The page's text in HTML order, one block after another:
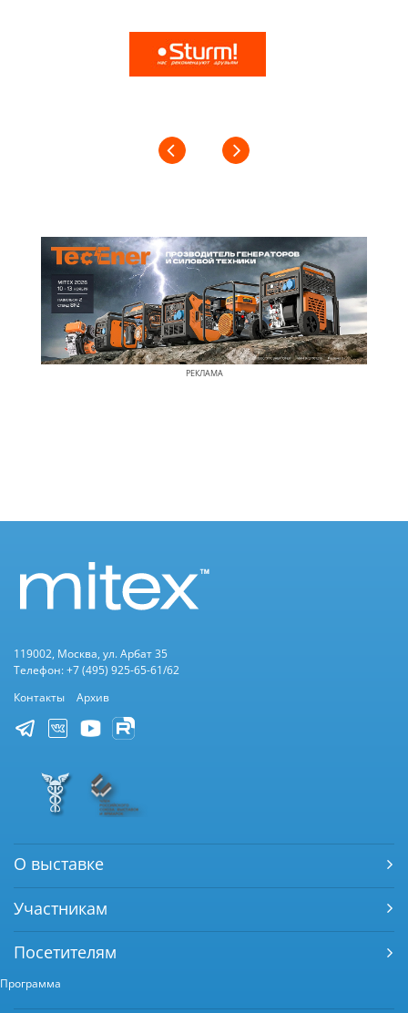
РЕКЛАМА
119002, Москва, ул. Арбат 35
Телефон: +7 (495) 925-65-61/62
Контакты
Архив
О выставке
Участникам
Посетителям
Программа